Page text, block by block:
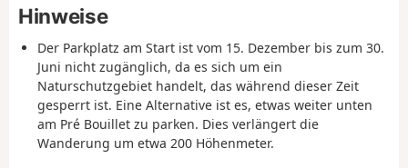
Hinweise
Der Parkplatz am Start ist vom 15. Dezember bis zum 30.
Juni nicht zugänglich, da es sich um ein
Naturschutzgebiet handelt, das während dieser Zeit
gesperrt ist. Eine Alternative ist es, etwas weiter unten
am Pré Bouillet zu parken. Dies verlängert die
Wanderung um etwa 200 Höhenmeter.